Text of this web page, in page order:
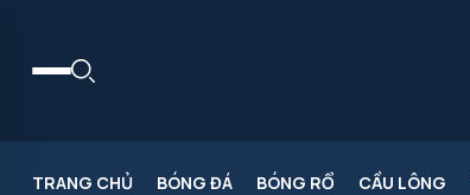
TRANG CHỦ BÓNG ĐÁ BÓNG RỔ CẦU LÔNG